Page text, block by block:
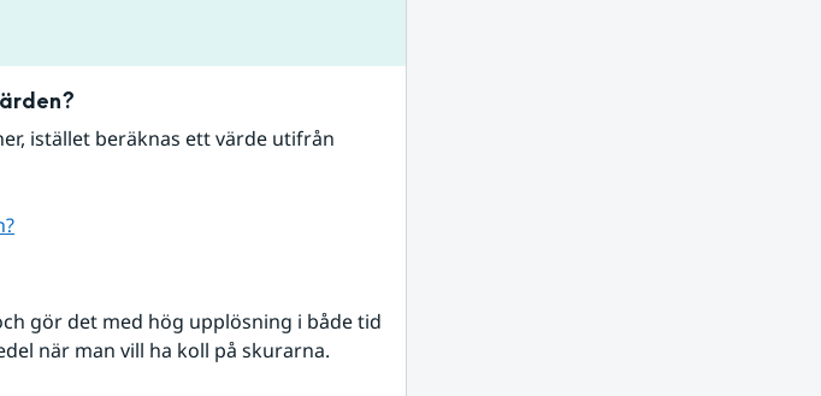
istället beräknas ett värde utifrån
gör det med hög upplösning i både tid
när man vill ha koll på skurarna.